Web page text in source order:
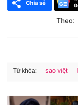
Theo:
Từ khóa: sao việt